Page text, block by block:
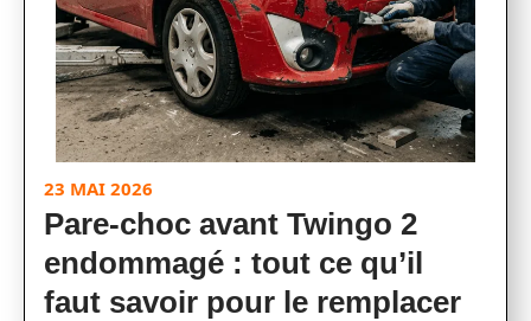
23 MAI 2026
Pare-choc avant Twingo 2
endommagé : tout ce qu’il
faut savoir pour le remplacer